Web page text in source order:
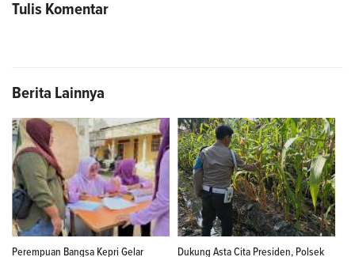
Tulis Komentar
Berita Lainnya
Perempuan Bangsa Kepri Gelar Dukung Asta Cita Presiden, Polsek